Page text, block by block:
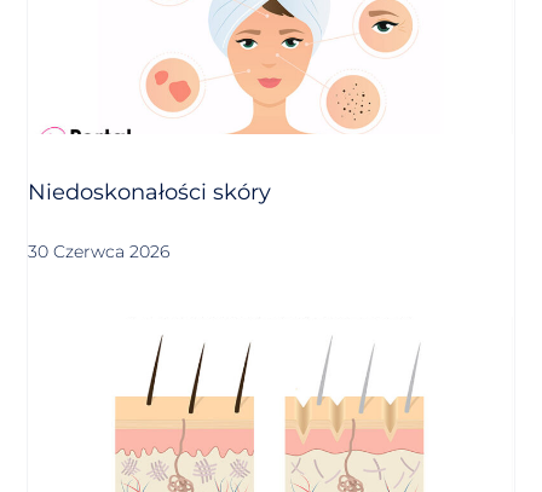
Niedoskonałości skóry
30 Czerwca 2026